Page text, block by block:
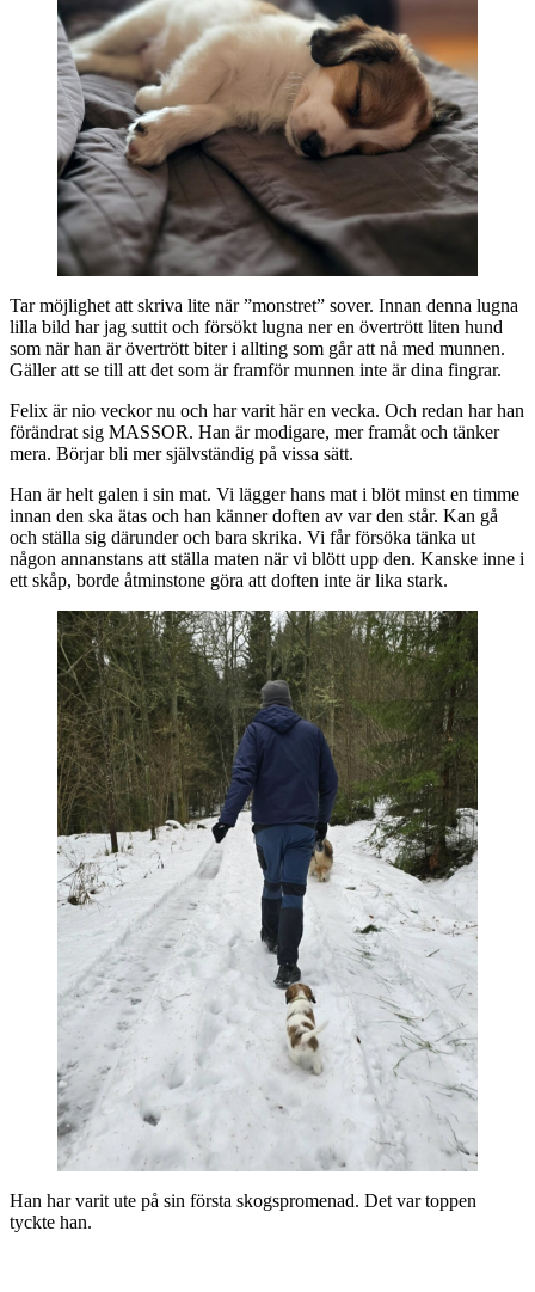
Tar möjlighet att skriva lite när ”monstret” sover. Innan denna lugna
lilla bild har jag suttit och försökt lugna ner en övertrött liten hund
som när han är övertrött biter i allting som går att nå med munnen.
Gäller att se till att det som är framför munnen inte är dina fingrar.
Felix är nio veckor nu och har varit här en vecka. Och redan har han
förändrat sig MASSOR. Han är modigare, mer framåt och tänker
mera. Börjar bli mer självständig på vissa sätt.
Han är helt galen i sin mat. Vi lägger hans mat i blöt minst en timme
innan den ska ätas och han känner doften av var den står. Kan gå
och ställa sig därunder och bara skrika. Vi får försöka tänka ut
någon annanstans att ställa maten när vi blött upp den. Kanske inne i
ett skåp, borde åtminstone göra att doften inte är lika stark.
Han har varit ute på sin första skogspromenad. Det var toppen
tyckte han.